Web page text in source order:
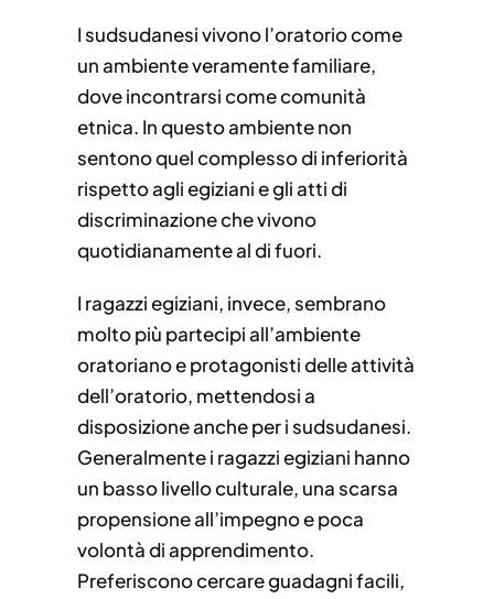
I sudsudanesi vivono l’oratorio come
un ambiente veramente familiare,
dove incontrarsi come comunità
etnica. In questo ambiente non
sentono quel complesso di inferiorità
rispetto agli egiziani e gli atti di
discriminazione che vivono
quotidianamente al di fuori.
I ragazzi egiziani, invece, sembrano
molto più partecipi all’ambiente
oratoriano e protagonisti delle attività
dell’oratorio, mettendosi a
disposizione anche per i sudsudanesi.
Generalmente i ragazzi egiziani hanno
un basso livello culturale, una scarsa
propensione all’impegno e poca
volontà di apprendimento.
Preferiscono cercare guadagni facili,